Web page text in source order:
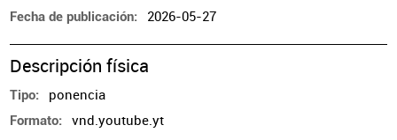
Fecha de publicación 2026-05-27
Descripción física
Tipo ponencia
Formato vnd.youtube.yt